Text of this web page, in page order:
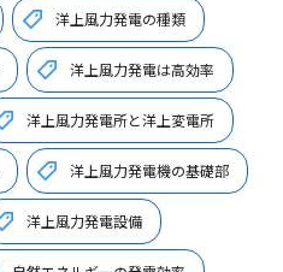
洋上風力発電の種類
洋上風力発電は高効率
洋上風力発電所と洋上変電所
洋上風力発電機の基礎部
洋上風力発電設備